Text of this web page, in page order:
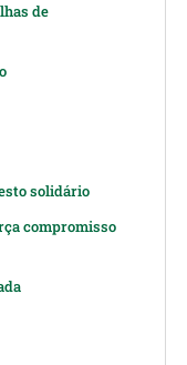
de
solidário
compromisso